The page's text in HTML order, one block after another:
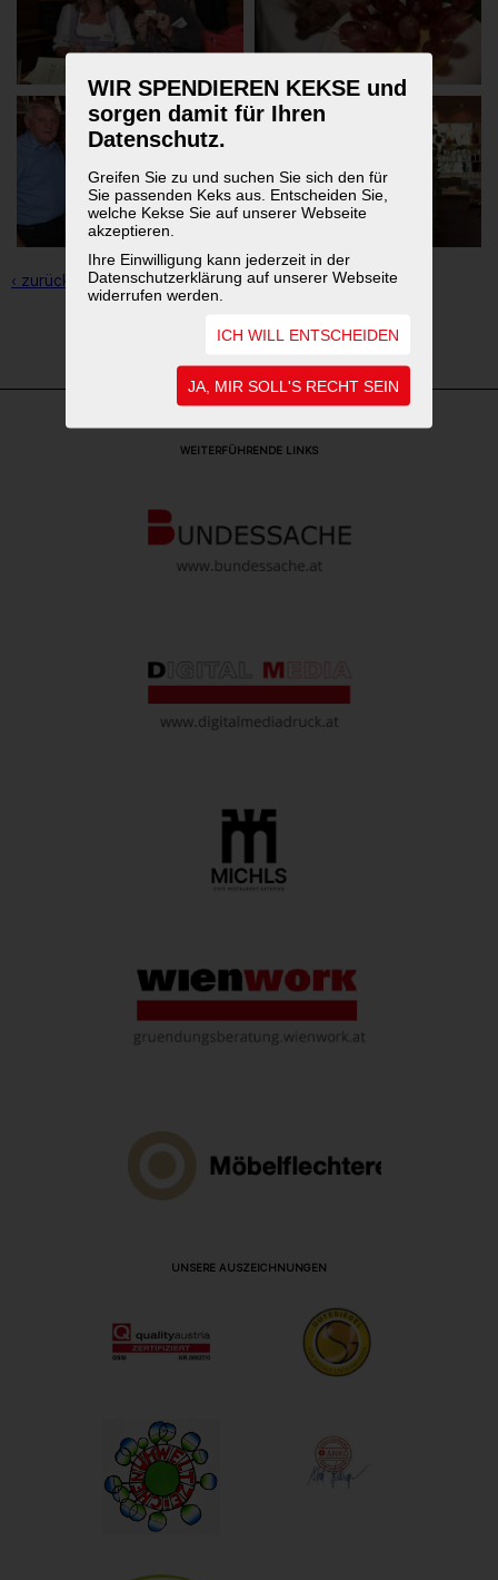
WIR SPENDIEREN KEKSE und
sorgen damit für Ihren
Datenschutz.
Greifen Sie zu und suchen Sie sich den für
Sie passenden Keks aus. Entscheiden Sie,
welche Kekse Sie auf unserer Webseite
akzeptieren.
Ihre Einwilligung kann jederzeit in der
Datenschutzerklärung auf unserer Webseite
widerrufen werden.
ICH WILL ENTSCHEIDEN
JA, MIR SOLL'S RECHT SEIN
‹ zurück zur Übersicht
2
WEITERFÜHRENDE LINKS
UNSERE AUSZEICHNUNGEN